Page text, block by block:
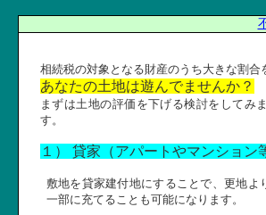
相続税の対象となる財産のうち大きな割
あなたの土地は遊んでませんか？
まずは土地の評価を下げる検討をしてみ
す。
１） 貸家（アパートやマンション
敷地を貸家建付地にすることで、更地
一部に充てることも可能になります。